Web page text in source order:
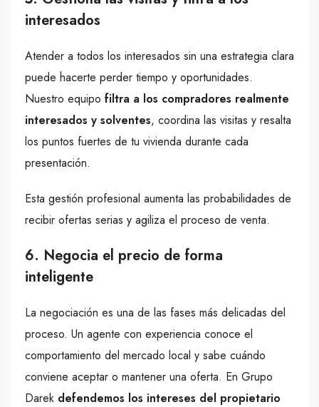
interesados
Atender a todos los interesados sin una estrategia clara
puede hacerte perder tiempo y oportunidades.
Nuestro equipo filtra a los compradores realmente
interesados y solventes, coordina las visitas y resalta
los puntos fuertes de tu vivienda durante cada
presentación.
Esta gestión profesional aumenta las probabilidades de
recibir ofertas serias y agiliza el proceso de venta.
6. Negocia el precio de forma
inteligente
La negociación es una de las fases más delicadas del
proceso. Un agente con experiencia conoce el
comportamiento del mercado local y sabe cuándo
conviene aceptar o mantener una oferta. En Grupo
Darek defendemos los intereses del propietario